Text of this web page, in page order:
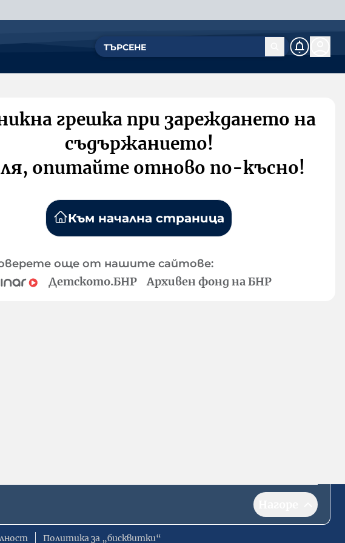
грешка при зареждането на
съдържанието!
опитайте отново по-късно!
Към начална страница
още от нашите сайтове:
Детското.БНР Архивен фонд на БНР
Политика за „бисквитки“